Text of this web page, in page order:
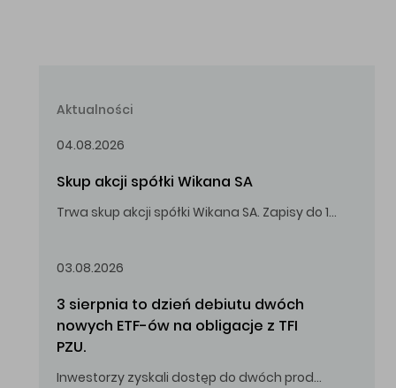
Aktualności
04.08.2026
Skup akcji spółki Wikana SA
Trwa skup akcji spółki Wikana SA. Zapisy do 14.08.2026 r. do godz. 16.00.
03.08.2026
3 sierpnia to dzień debiutu dwóch
nowych ETF-ów na obligacje z TFI
PZU.
Inwestorzy zyskali dostęp do dwóch produktów umożliwiających inwestowanie w obligacje skarbowe.